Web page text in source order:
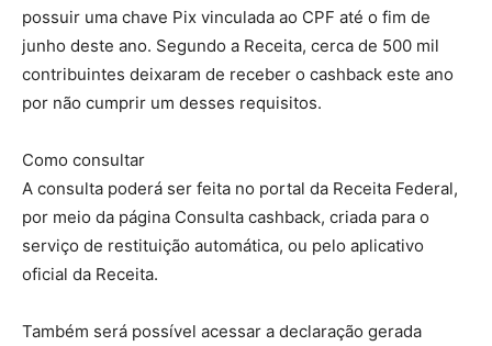
possuir uma chave Pix vinculada ao CPF até o fim de
junho deste ano. Segundo a Receita, cerca de 500 mil
contribuintes deixaram de receber o cashback este ano
por não cumprir um desses requisitos.
Como consultar
A consulta poderá ser feita no portal da Receita Federal,
por meio da página Consulta cashback, criada para o
serviço de restituição automática, ou pelo aplicativo
oficial da Receita.
Também será possível acessar a declaração gerada